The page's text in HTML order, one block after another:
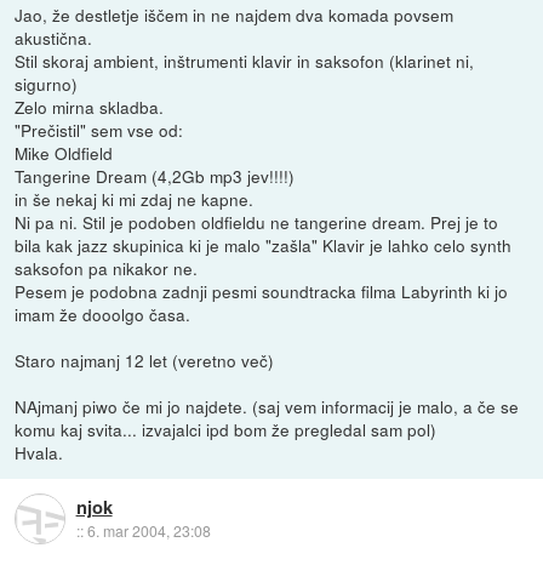
Jao, že destletje iščem in ne najdem dva komada povsem
akustična.
Stil skoraj ambient, inštrumenti klavir in saksofon (klarinet ni,
sigurno)
Zelo mirna skladba.
"Prečistil" sem vse od:
Mike Oldfield
Tangerine Dream (4,2Gb mp3 jev!!!!)
in še nekaj ki mi zdaj ne kapne.
Ni pa ni. Stil je podoben oldfieldu ne tangerine dream. Prej je to
bila kak jazz skupinica ki je malo "zašla" Klavir je lahko celo synth
saksofon pa nikakor ne.
Pesem je podobna zadnji pesmi soundtracka filma Labyrinth ki jo
imam že dooolgo časa.
Staro najmanj 12 let (veretno več)
NAjmanj piwo če mi jo najdete. (saj vem informacij je malo, a če se
komu kaj svita... izvajalci ipd bom že pregledal sam pol)
Hvala.
njok
::6. mar 2004, 23:08